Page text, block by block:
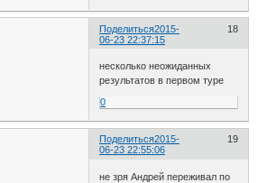
Поделиться 18
2015-
06-23 22:37:15
несколько неожиданных
результатов в первом туре
0
Поделиться 19
2015-
06-23 22:55:06
не зря Андрей переживал по